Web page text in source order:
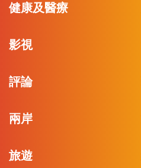
健康及醫療
影視
評論
兩岸
旅遊